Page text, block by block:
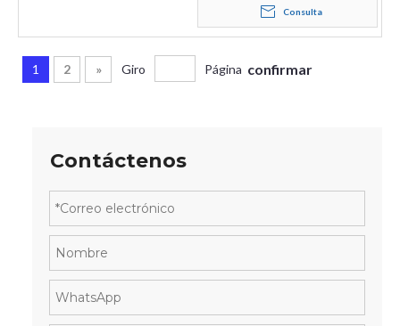
Consulta
1 2 » Giro Página confirmar
Contáctenos